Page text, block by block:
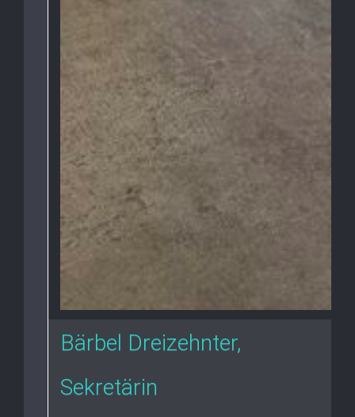
Bärbel Dreizehnter,
Sekretärin